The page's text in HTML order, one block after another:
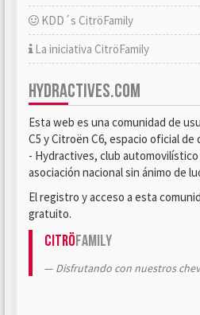
KDD´s CitröFamily
La iniciativa CitröFamily
HYDRACTIVES.COM
Esta web es una comunidad de
C5 y Citroën C6, espacio oficial de
- Hydractives, club
asociación nacional sin ánimo de
El registro y acceso a esta
gratuito.
CitröFamily
Disfrutando con nuestros